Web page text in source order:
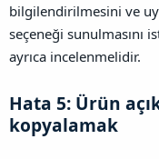
bilgilendirilmesini ve
seçeneği sunulmasını
ayrıca incelenmelidir.
Hata 5: Ürün
kopyalamak​